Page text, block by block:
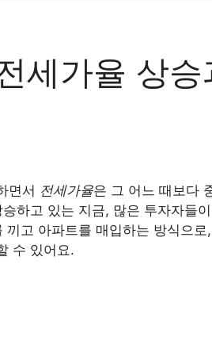
세가율 상승
면서 전세가율은 그 어느 때보다
하고 있는 지금, 많은 투자자들
고 아파트를 매입하는 방식으
수 있어요.